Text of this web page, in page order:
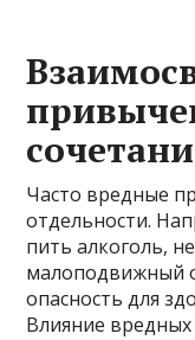
Часто вредные
отдельности.
пить алкоголь,
малоподвижный
опасность для
Влияние